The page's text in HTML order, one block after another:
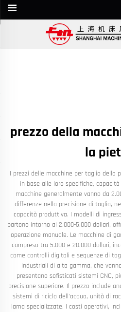
prezzo della
la
I prezzi delle macchine per taglio della
in base alle loro specifiche,
macchine generalmente vanno da
differenze nella precisione di taglio,
capacità produttiva. I modelli di
partono intorno ai 2.000-5.000 dollari,
operazione manuale. Le macchine di
compreso tra 5.000 e 20.000 dollari,
come controlli digitali e sequenze di
industriali di alta gamma, che
presentano sofisticati sistemi CNC,
precisione superiore. Il prezzo include
sistemi di riciclo dell'acqua, unità di
lama specializzate. I costi operativi,